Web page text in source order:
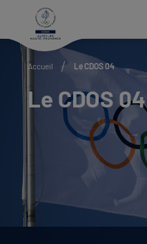
Accueil Le CDOS 04
Le CDOS 04
Paramétrer les cookies